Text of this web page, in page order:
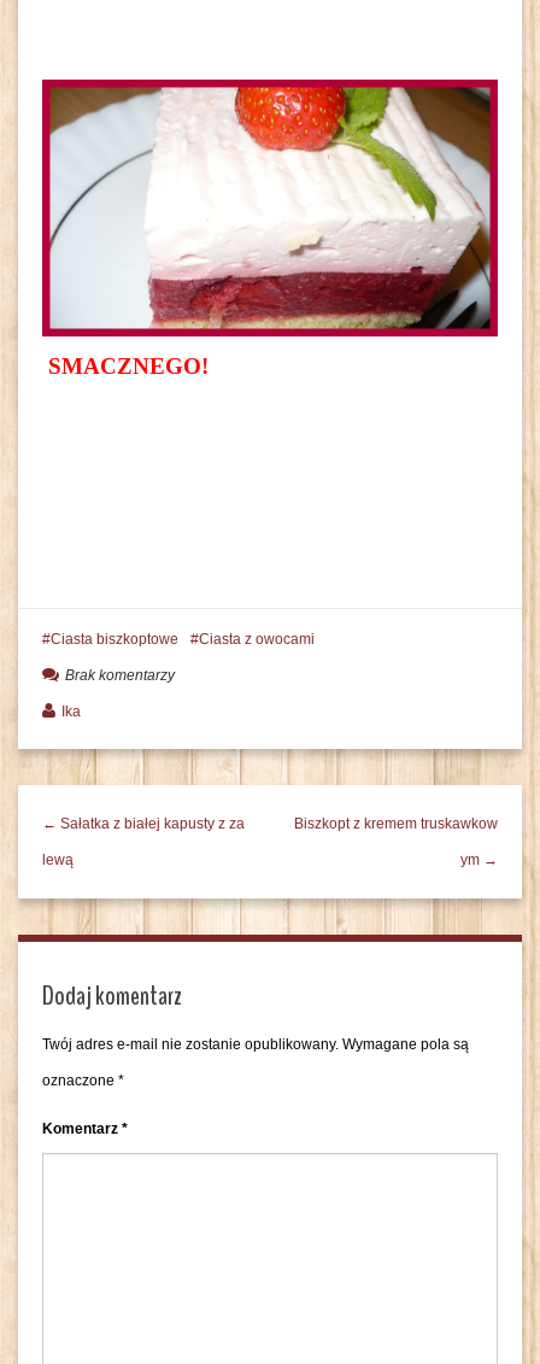
SMACZNEGO!
Ciasta biszkoptowe Ciasta z owocami
Brak komentarzy
Ika
← Sałatka z białej kapusty z za
lewą
Biszkopt z kremem truskawkow
ym →
Dodaj komentarz
Twój adres e-mail nie zostanie opublikowany. Wymagane pola są
oznaczone *
Komentarz *